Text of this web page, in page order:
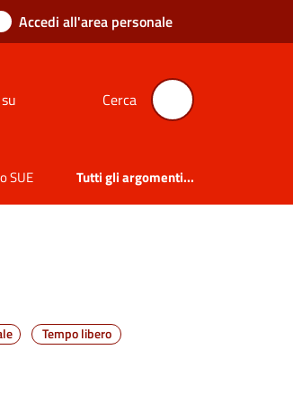
Accedi all'area personale
Cerca
SUE Tutti gli argomenti...
Tempo libero